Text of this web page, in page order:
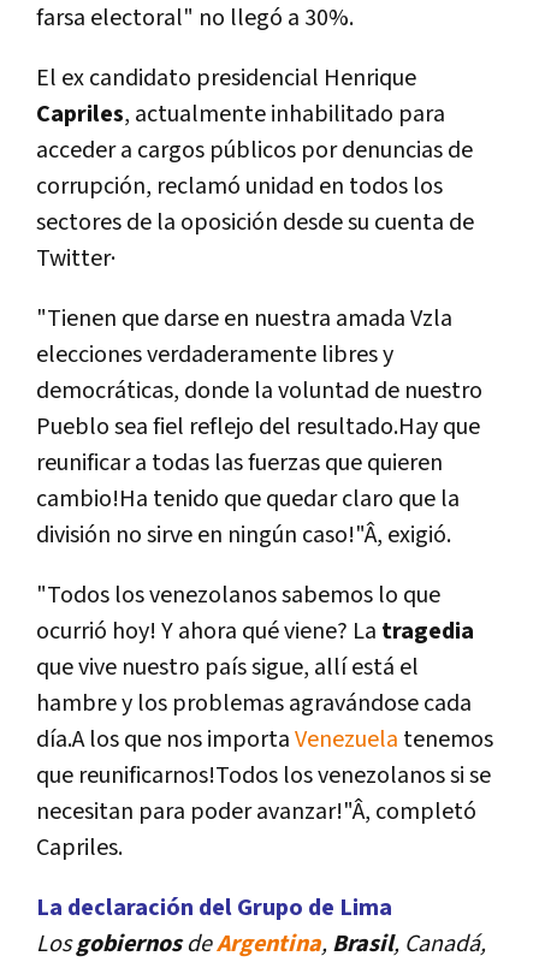
farsa electoral" no llegó a 30%.
El ex candidato presidencial Henrique
Capriles, actualmente inhabilitado para
acceder a cargos públicos por denuncias de
corrupción, reclamó unidad en todos los
sectores de la oposición desde su cuenta de
Twitter·
"Tienen que darse en nuestra amada Vzla
elecciones verdaderamente libres y
democráticas, donde la voluntad de nuestro
Pueblo sea fiel reflejo del resultado.Hay que
reunificar a todas las fuerzas que quieren
cambio!Ha tenido que quedar claro que la
división no sirve en ningún caso!"Â, exigió.
"Todos los venezolanos sabemos lo que
ocurrió hoy! Y ahora qué viene? La tragedia
que vive nuestro paí­s sigue, allí­ está el
hambre y los problemas agravándose cada
dí­a.A los que nos importaVenezuela tenemos
que reunificarnos!Todos los venezolanos si se
necesitan para poder avanzar!"Â, completó
Capriles.
La declaración del Grupo de Lima
LosgobiernosdeArgentina, Brasil, Canadá,